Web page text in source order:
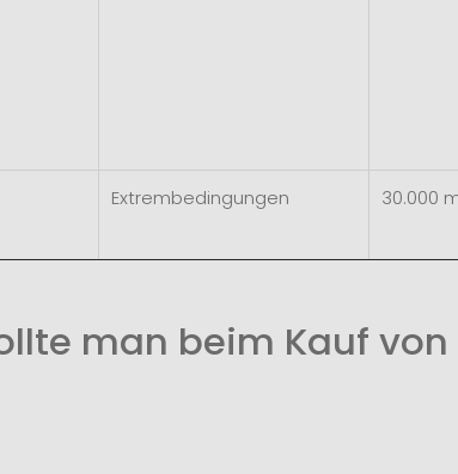
Extrembedingungen 30.000
man beim Kauf von